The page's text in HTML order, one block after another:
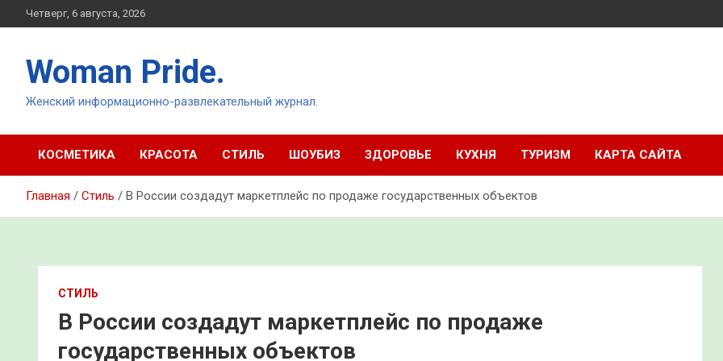
Перейти
к
Четверг, 6 августа, 2026
Woman Pride.
Женский информационно-развлекательный журнал.
КОСМЕТИКА КРАСОТА СТИЛЬ ШОУБИЗ ЗДОРОВЬЕ КУХНЯ ТУРИЗМ КАРТА САЙТА
Главная Стиль В России создадут маркетплейс по продаже государственных объектов
СТИЛЬ
В России создадут маркетплейс по продаже
государственных объектов